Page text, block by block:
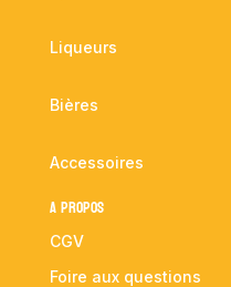
Liqueurs
Bières
Accessoires
A propos
CGV
Foire aux questions